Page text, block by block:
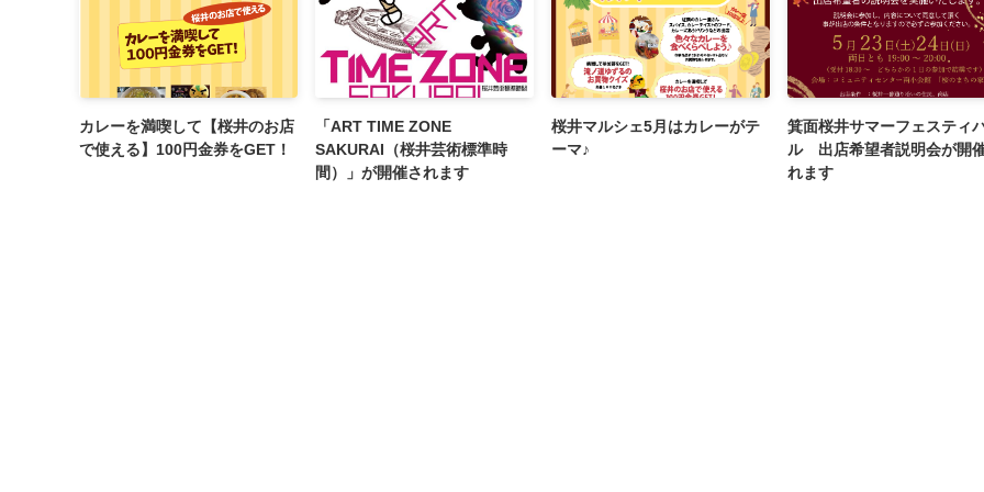
カレーを満喫して【桜井のお店
で使える】100円金券をGET！
「ART TIME ZONE
SAKURAI（桜井芸術標準時
間）」が開催されます
桜井マルシェ5月はカレーがテ
ーマ♪
箕面桜井サマーフェスティ
ル 出店希望者説明会が開
れます